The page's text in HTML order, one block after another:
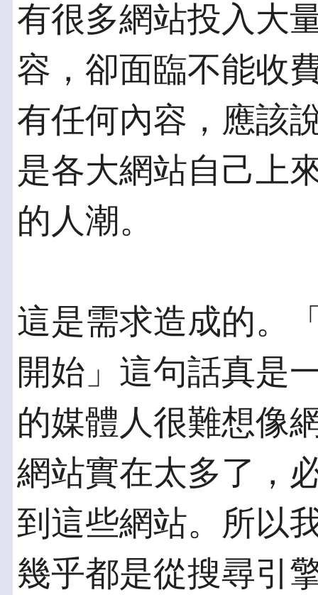
有很多網站投入大
容，卻面臨不能收
有任何內容，應該
是各大網站自己上
的人潮。
這是需求造成的。
開始」這句話真是
的媒體人很難想像
網站實在太多了，
到這些網站。所以
幾乎都是從搜尋引